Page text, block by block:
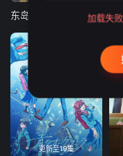
东岛丹三郎想成为假面骑士
更新至19集
加载失